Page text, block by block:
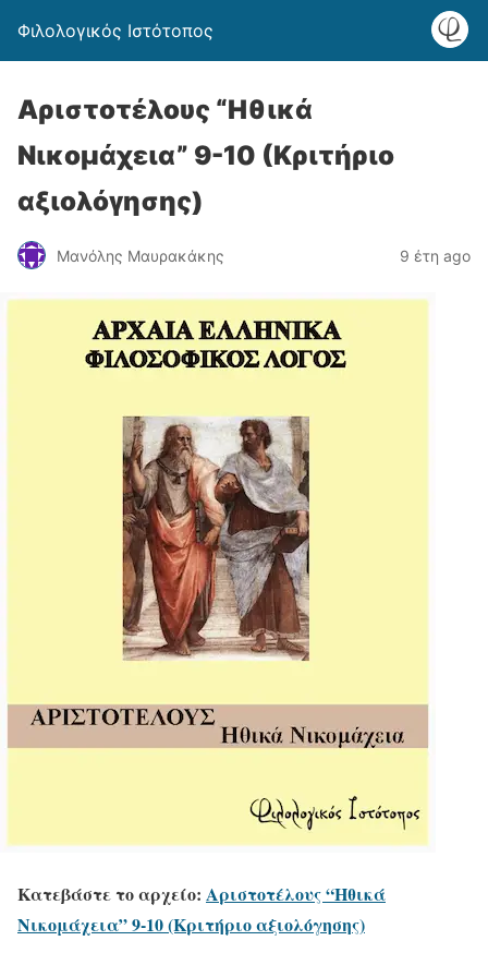
Φιλολογικός Ιστότοπος
Αριστοτέλους “Ηθικά
Νικομάχεια” 9-10 (Κριτήριο
αξιολόγησης)
Μανόλης Μαυρακάκης 9 έτη ago
Κατεβάστε το αρχείο: Αριστοτέλους “Ηθικά
Νικομάχεια” 9-10 (Κριτήριο αξιολόγησης)